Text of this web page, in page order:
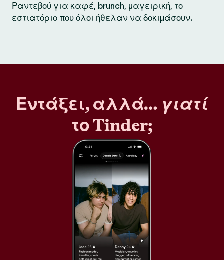
Ραντεβού για καφέ, brunch, μαγειρική, το
εστιατόριο που όλοι ήθελαν να δοκιμάσουν.
Εντάξει, αλλά… γιατί
το Tinder;